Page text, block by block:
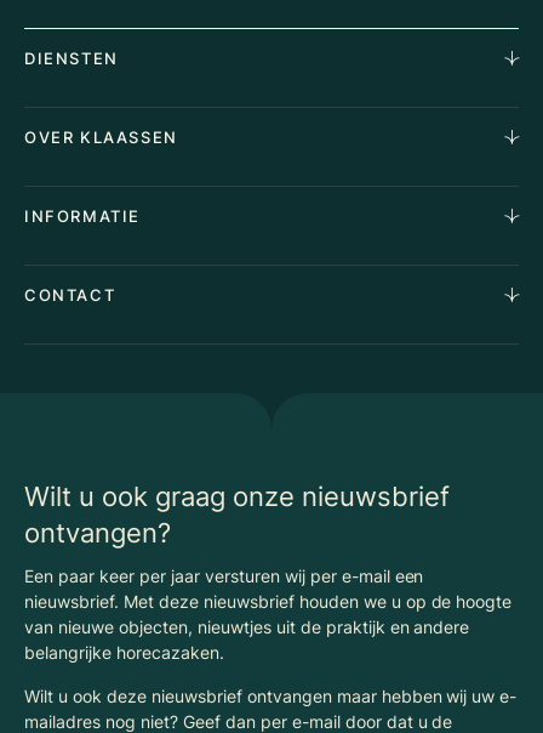
DIENSTEN
Aankoopopdracht
Stille verkoop
Taxaties
Advies
OVER KLAASSEN
Waarom Klaassen
Vacatures
Algemene voorwaarden
INFORMATIE
Vergunningen
CONTACT
Wilt u ook graag onze nieuwsbrief
ontvangen?
Een paar keer per jaar versturen wij per e-mail een
nieuwsbrief. Met deze nieuwsbrief houden we u op de hoogte
van nieuwe objecten, nieuwtjes uit de praktijk en andere
belangrijke horecazaken.
Wilt u ook deze nieuwsbrief ontvangen maar hebben wij uw e-
mailadres nog niet? Geef dan per e-mail door dat u de